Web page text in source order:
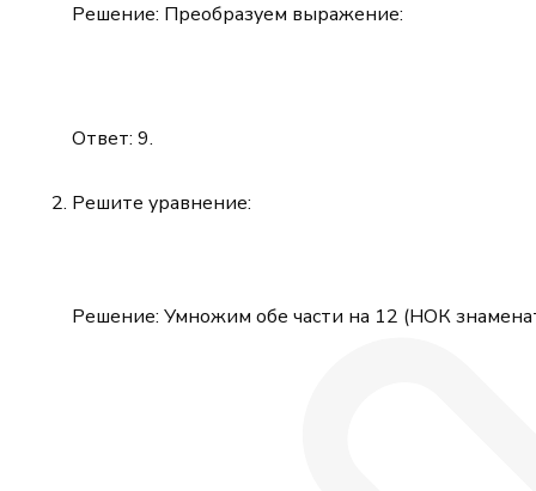
Решение: Преобразуем выражение:
Ответ: 9.
Решите уравнение:
Решение: Умножим обе части на 12 (НОК